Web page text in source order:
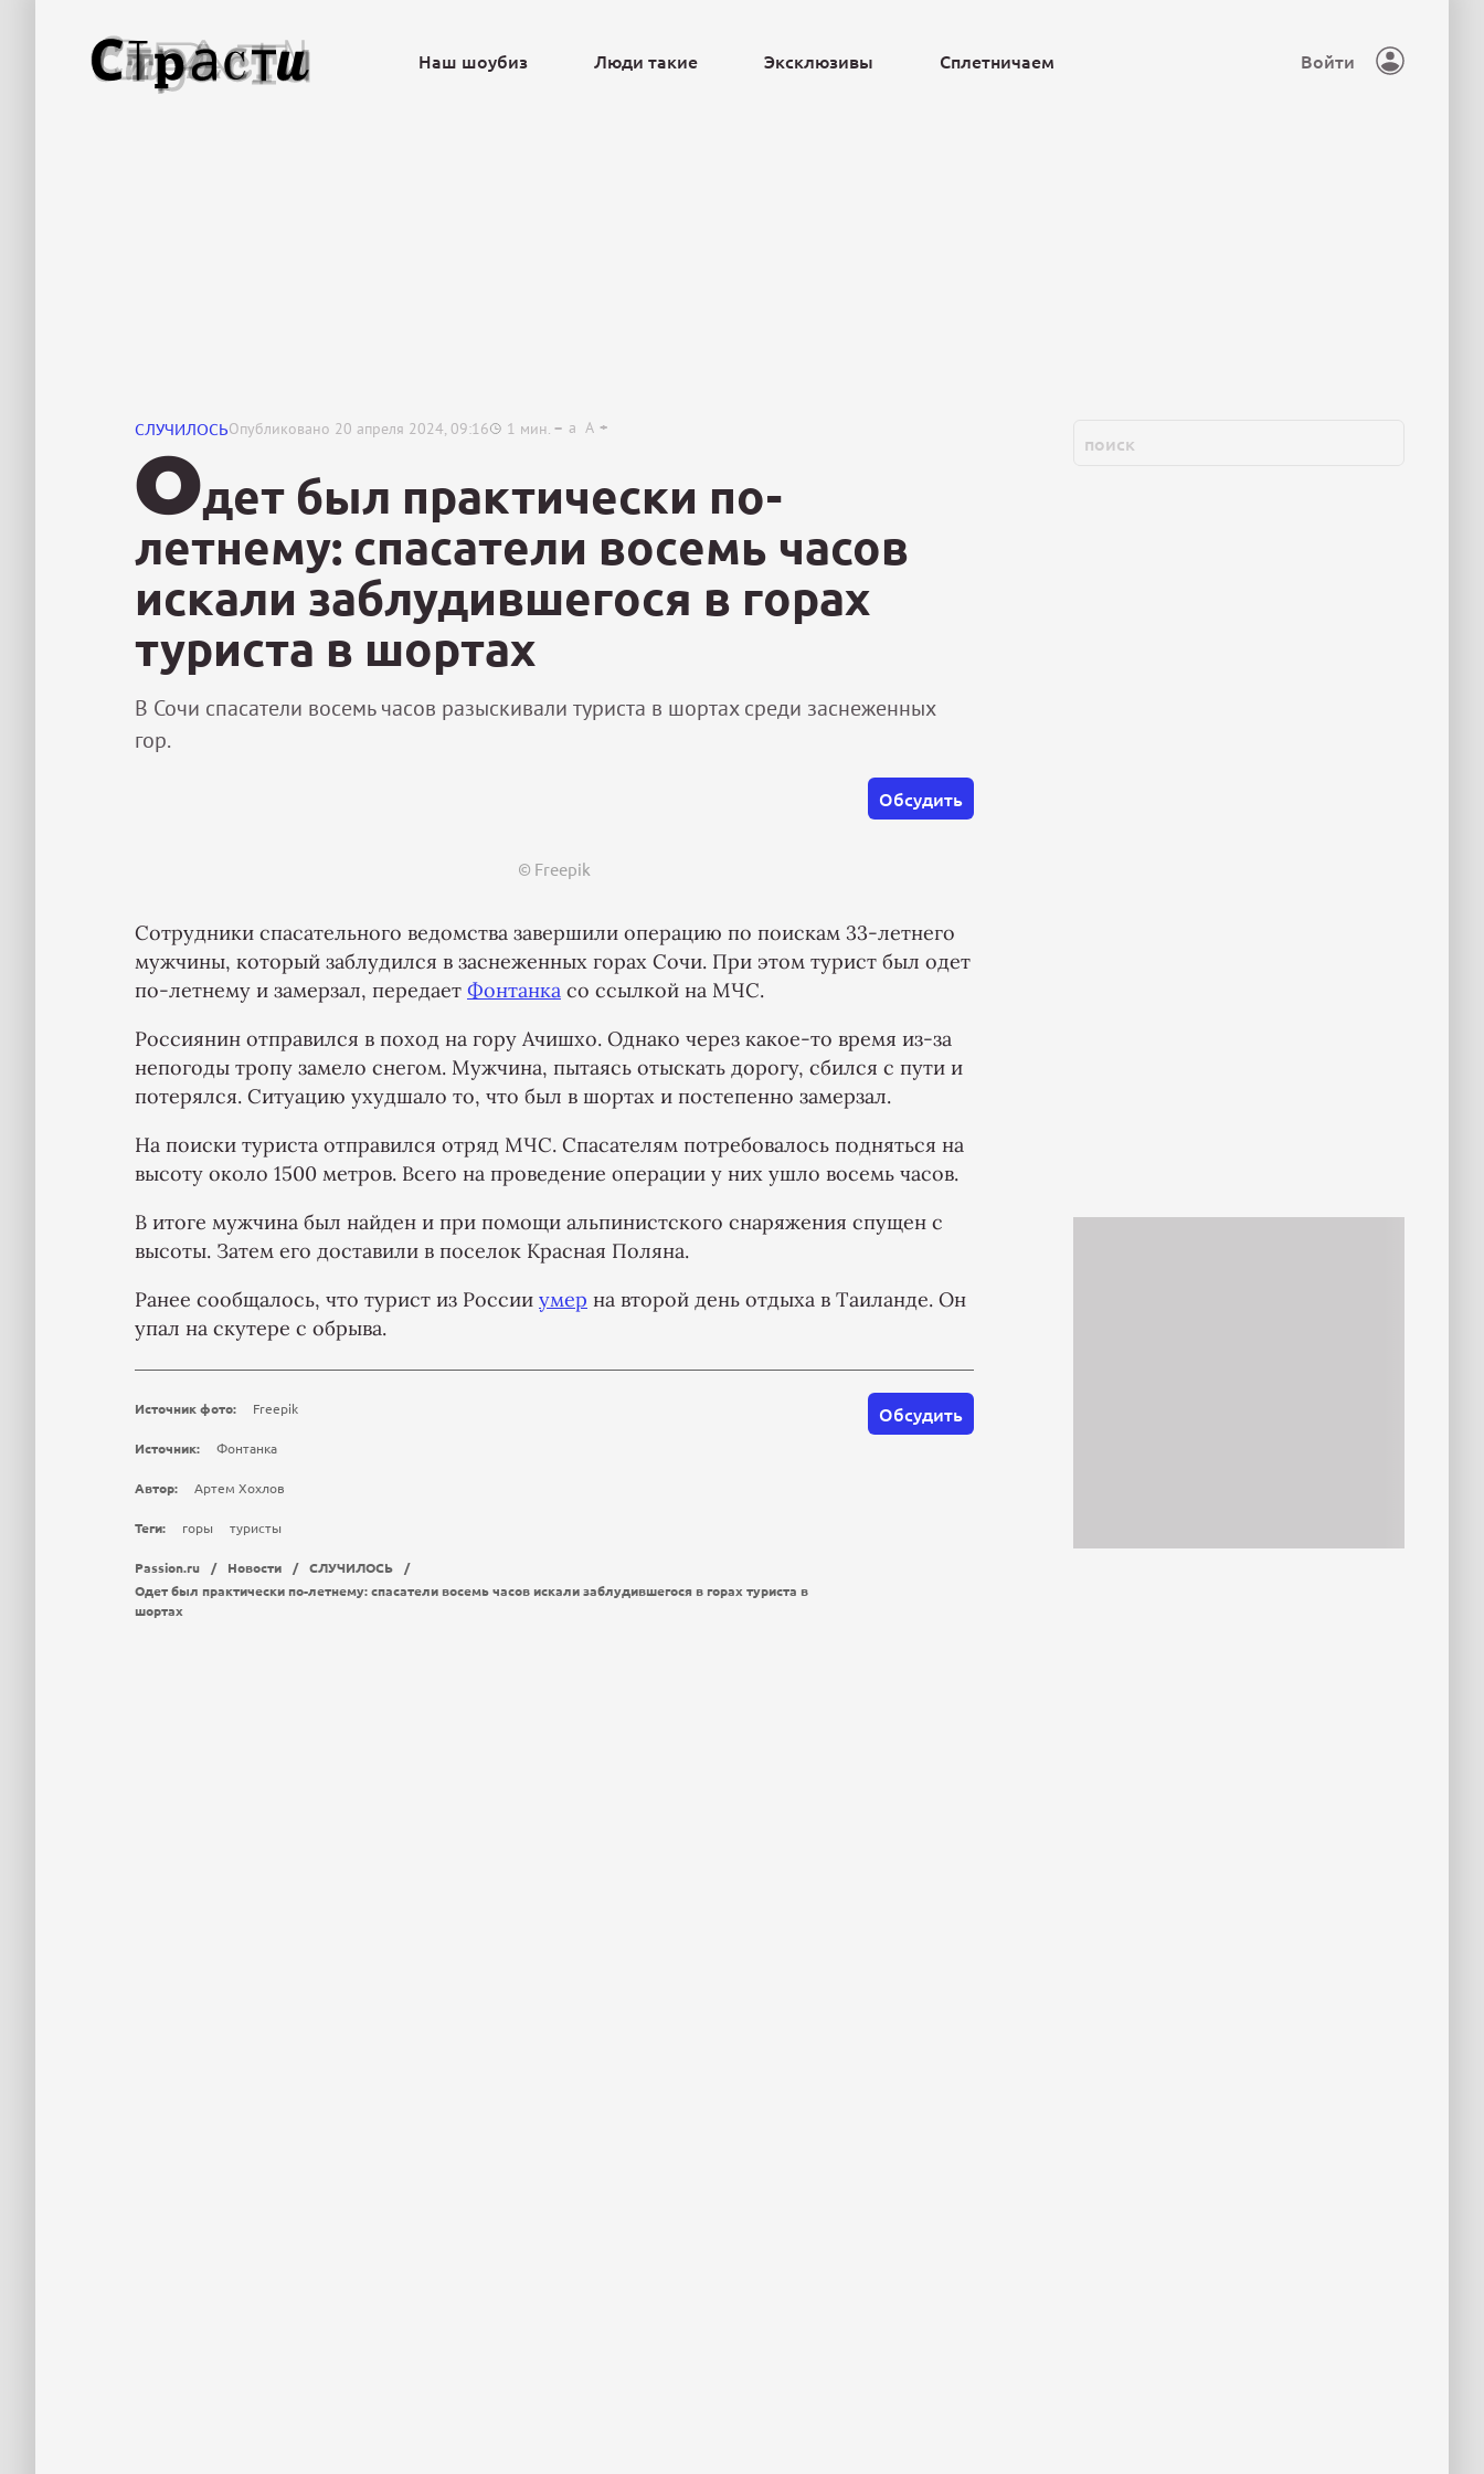
Наш шоубиз Люди такие Эксклюзивы Сплетничаем Войти
СЛУЧИЛОСЬОпубликовано 20 апреля 2024, 09:16 1 мин. a A
Одет был практически по-
летнему: спасатели восемь часов
искали заблудившегося в горах
туриста в шортах
В Сочи спасатели восемь часов разыскивали туриста в шортах среди заснеженных
гор.
Обсудить
© Freepik
Сотрудники спасательного ведомства завершили операцию по поискам 33-летнего
мужчины, который заблудился в заснеженных горах Сочи. При этом турист был одет
по-летнему и замерзал, передает Фонтанка со ссылкой на МЧС.
Россиянин отправился в поход на гору Ачишхо. Однако через какое-то время из-за
непогоды тропу замело снегом. Мужчина, пытаясь отыскать дорогу, сбился с пути и
потерялся. Ситуацию ухудшало то, что был в шортах и постепенно замерзал.
На поиски туриста отправился отряд МЧС. Спасателям потребовалось подняться на
высоту около 1500 метров. Всего на проведение операции у них ушло восемь часов.
В итоге мужчина был найден и при помощи альпинистского снаряжения спущен с
высоты. Затем его доставили в поселок Красная Поляна.
Ранее сообщалось, что турист из России умер на второй день отдыха в Таиланде. Он
упал на скутере с обрыва.
Обсудить
Источник фото: Freepik
Источник: Фонтанка
Автор: Артем Хохлов
Теги: горы туристы
Passion.ru / Новости / СЛУЧИЛОСЬ
/
Одет был практически по-летнему: спасатели восемь часов искали заблудившегося в горах туриста в
шортах